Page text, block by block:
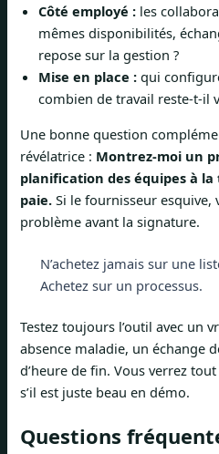
Côté employé : les
mêmes disponibilités,
repose sur la gestion ?
Mise en place : qui
combien de travail reste-t-il
Une bonne question
révélatrice : Montrez-moi un
planification des équipes à
paie. Si le fournisseur esquive,
problème avant la signature.
N’achetez jamais sur une
Achetez sur un processus.
Testez toujours l’outil avec un
absence maladie, un échange
d’heure de fin. Vous verrez
s’il est juste beau en démo.
Questions